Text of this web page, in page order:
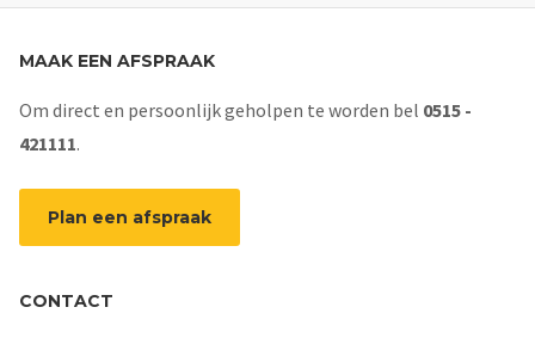
MAAK EEN AFSPRAAK
Om direct en persoonlijk geholpen te worden bel 0515 -
421111.
Plan een afspraak
CONTACT